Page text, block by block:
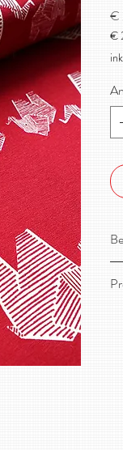
€
€
€
1